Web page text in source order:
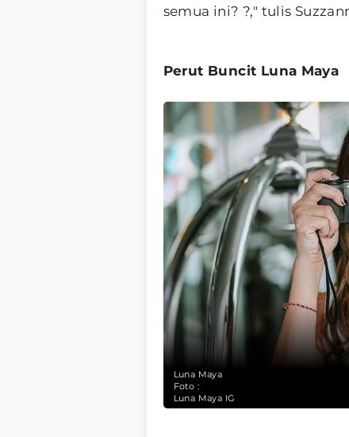
semua ini? ?," tulis
Perut Buncit Luna Maya
Luna Maya
Foto :
Luna Maya IG